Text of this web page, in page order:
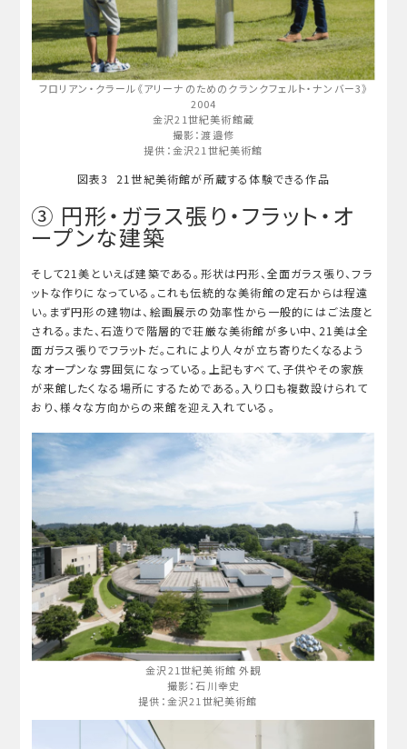
フロリアン・クラール《アリーナのためのクランクフェルト・ナンバー3》
2004
金沢21世紀美術館蔵
撮影：渡邉修
提供：金沢21世紀美術館
図表3 21世紀美術館が所蔵する体験できる作品
③ 円形・ガラス張り・フラット・オ
ープンな建築
そして21美といえば建築である。形状は円形、全面ガラス張り、フラ
ットな作りになっている。これも伝統的な美術館の定石からは程遠
い。まず円形の建物は、絵画展示の効率性から一般的にはご法度と
される。また、石造りで階層的で荘厳な美術館が多い中、21美は全
面ガラス張りでフラットだ。これにより人々が立ち寄りたくなるよう
なオープンな雰囲気になっている。上記もすべて、子供やその家族
が来館したくなる場所にするためである。入り口も複数設けられて
おり、様々な方向からの来館を迎え入れている。
金沢21世紀美術館 外観
撮影：石川幸史
提供：金沢21世紀美術館